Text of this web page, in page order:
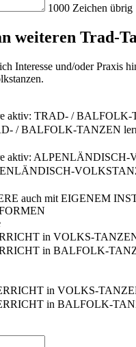
1000 Zeichen übrig
weiteren Trad-
Interesse und/oder Praxis
aktiv: TRAD- / BALFOLK-
/ BALFOLK-TANZEN
aktiv:
auch mit EIGENEM
in VOLKS-
in BALFOLK-
in VOLKS-
in BALFOLK-